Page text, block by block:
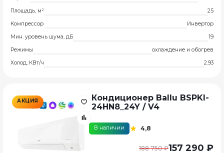
Площадь, м²
25
Компрессор
Инвертор
Мин. уровень шума, дБ
19
Режимы
охлаждение и обогрев
Холод, КВт/ч
2.93
АКЦИЯ
Кондиционер Ballu BSPKI-
24HN8_24Y / V4
В наличии 4,8
188 750 ₽157 290 ₽